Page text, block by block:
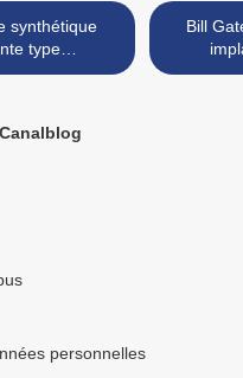
type
vivant sur
Bill
personnelles